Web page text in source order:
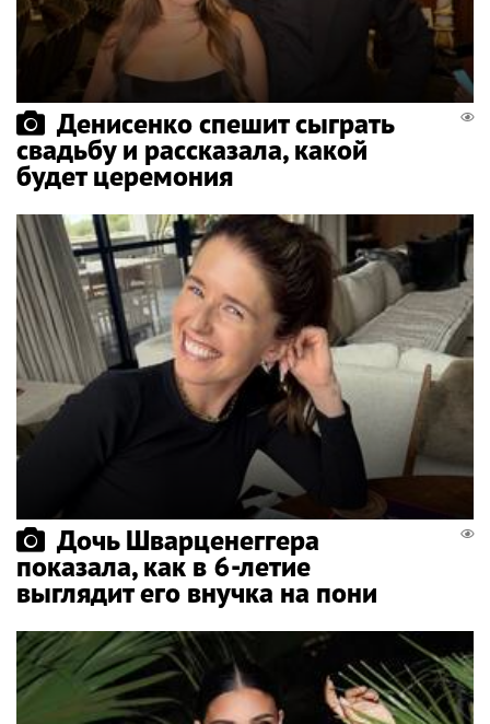
Денисенко спешит сыграть
свадьбу и рассказала, какой
будет церемония
Дочь Шварценеггера
показала, как в 6-летие
выглядит его внучка на пони